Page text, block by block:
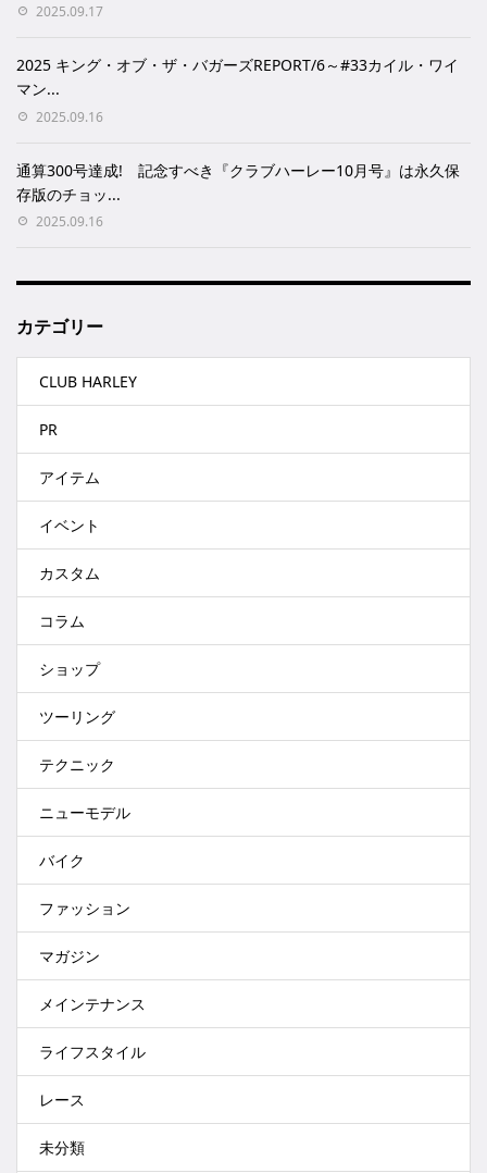
2025.09.17
2025 キング・オブ・ザ・バガーズREPORT/6～#33カイル・ワイ
マン...
2025.09.16
通算300号達成! 記念すべき『クラブハーレー10月号』は永久保
存版のチョッ...
2025.09.16
カテゴリー
CLUB HARLEY
PR
アイテム
イベント
カスタム
コラム
ショップ
ツーリング
テクニック
ニューモデル
バイク
ファッション
マガジン
メインテナンス
ライフスタイル
レース
未分類